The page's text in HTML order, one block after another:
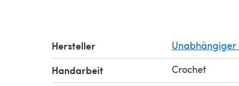
Hersteller Unabhängiger
Handarbeit Crochet